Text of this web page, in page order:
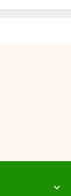
expand_more